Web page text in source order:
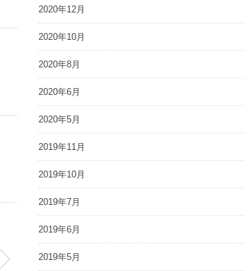
2020年12月
2020年10月
2020年8月
2020年6月
2020年5月
2019年11月
2019年10月
2019年7月
2019年6月
2019年5月